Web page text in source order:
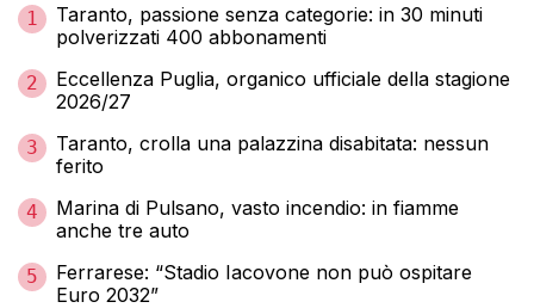
1
Taranto, passione senza categorie: in 30 minuti
polverizzati 400 abbonamenti
2
Eccellenza Puglia, organico ufficiale della stagione
2026/27
3
Taranto, crolla una palazzina disabitata: nessun
ferito
4
Marina di Pulsano, vasto incendio: in fiamme
anche tre auto
5
Ferrarese: “Stadio Iacovone non può ospitare
Euro 2032”